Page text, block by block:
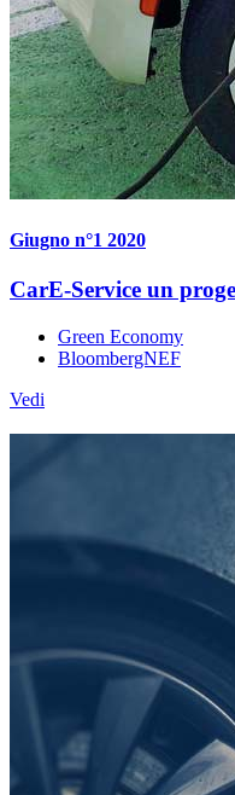
Giugno n°1 2020
CarE-Service un
Green Economy
BloombergNEF
Vedi